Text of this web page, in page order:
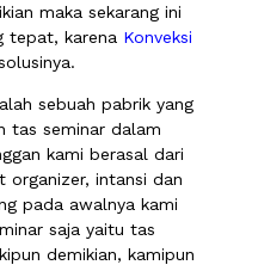
maka sekarang ini
tepat, karena Konveksi
sebuah pabrik yang
tas seminar dalam
kami berasal dari
organizer, intansi dan
pada awalnya kami
saja yaitu tas
demikian, kamipun